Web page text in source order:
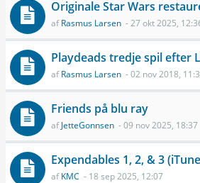
Originale Star Wars
afRasmus Larsen - 27 okt 2025,
Playdeads tredje spil efter
afRasmus Larsen - 02 nov 2018,
Friends på blu ray
afJetteGonnsen - 09 nov 2025, 18:37
Expendables 1, 2, & 3
afKMC - 18 sep 2025, 12:07